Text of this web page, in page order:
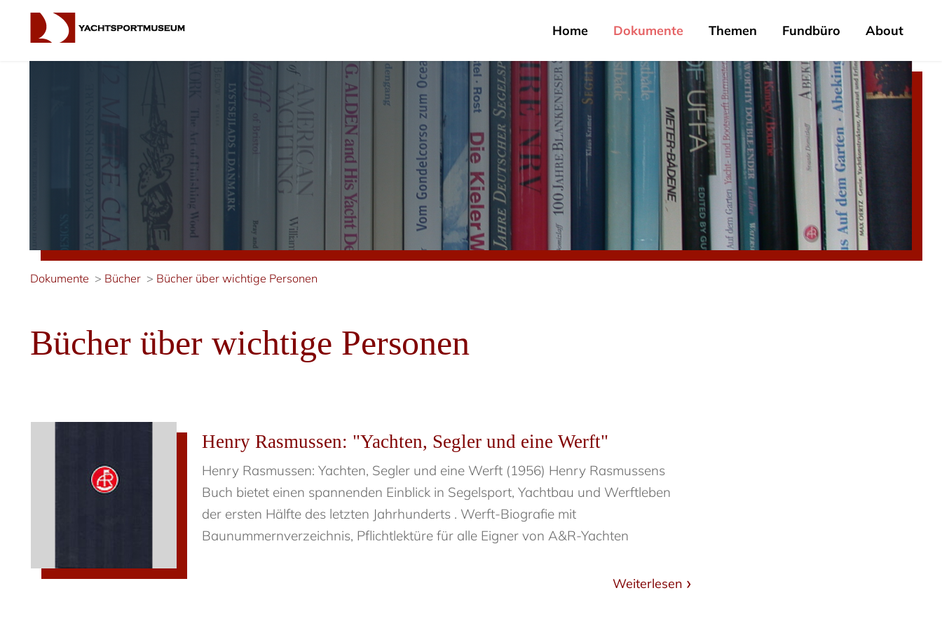
Home Dokumente Themen Fundbüro About
Dokumente Bücher Bücher über wichtige Personen
Bücher über wichtige Personen
Henry Rasmussen: "Yachten, Segler und eine Werft"
Henry Rasmussen: Yachten, Segler und eine Werft (1956) Henry Rasmussens
Buch bietet einen spannenden Einblick in Segelsport, Yachtbau und Werftleben
der ersten Hälfte des letzten Jahrhunderts . Werft-Biografie mit
Baunummernverzeichnis, Pflichtlektüre für alle Eigner von A&R-Yachten
Weiterlesen